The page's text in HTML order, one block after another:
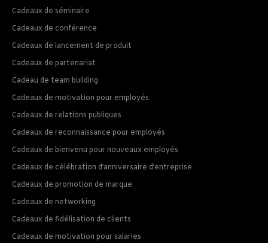
Cadeaux de séminaire
Cadeaux de conférence
Cadeaux de lancement de produit
Cadeaux de partenariat
Cadeau de team building
Cadeaux de motivation pour employés
Cadeaux de relations publiques
Cadeaux de reconnaissance pour employés
Cadeaux de bienvenu pour nouveaux employés
Cadeaux de célébration d’anniversaire d’entreprise
Cadeaux de promotion de marque
Cadeaux de networking
Cadeaux de fidélisation de clients
Cadeaux de motivation pour salaries